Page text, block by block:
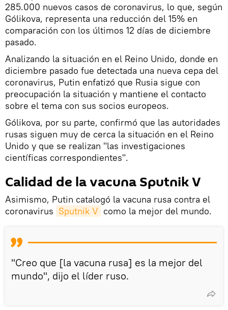
285.000 nuevos casos de coronavirus, lo que, según
Gólikova, representa una reducción del 15% en
comparación con los últimos 12 días de diciembre
pasado.
Analizando la situación en el Reino Unido, donde en
diciembre pasado fue detectada una nueva cepa del
coronavirus, Putin enfatizó que Rusia sigue con
preocupación la situación y mantiene el contacto
sobre el tema con sus socios europeos.
Gólikova, por su parte, confirmó que las autoridades
rusas siguen muy de cerca la situación en el Reino
Unido y que se realizan "las investigaciones
científicas correspondientes".
Calidad de la vacuna Sputnik V
Asimismo, Putin catalogó la vacuna rusa contra el
coronavirus Sputnik V como la mejor del mundo.
"Creo que [la vacuna rusa] es la mejor del
mundo", dijo el líder ruso.